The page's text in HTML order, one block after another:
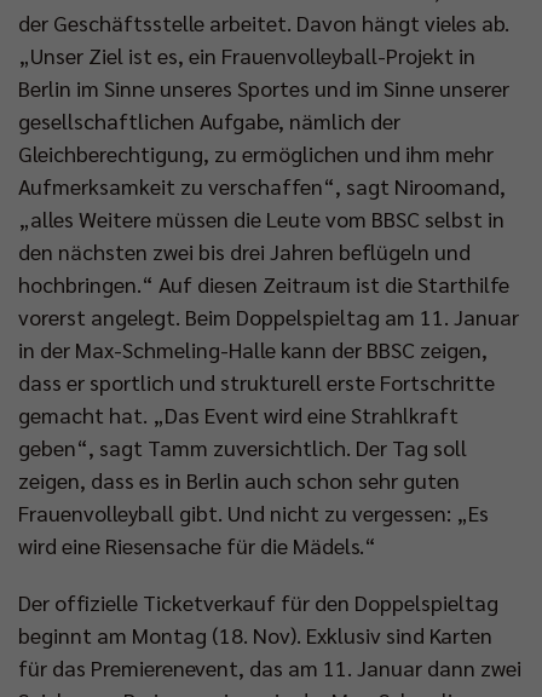
der Geschäftsstelle arbeitet. Davon hängt vieles ab.
„Unser Ziel ist es, ein Frauenvolleyball-Projekt in
Berlin im Sinne unseres Sportes und im Sinne unserer
gesellschaftlichen Aufgabe, nämlich der
Gleichberechtigung, zu ermöglichen und ihm mehr
Aufmerksamkeit zu verschaffen“, sagt Niroomand,
„alles Weitere müssen die Leute vom BBSC selbst in
den nächsten zwei bis drei Jahren beflügeln und
hochbringen.“ Auf diesen Zeitraum ist die Starthilfe
vorerst angelegt. Beim Doppelspieltag am 11. Januar
in der Max-Schmeling-Halle kann der BBSC zeigen,
dass er sportlich und strukturell erste Fortschritte
gemacht hat. „Das Event wird eine Strahlkraft
geben“, sagt Tamm zuversichtlich. Der Tag soll
zeigen, dass es in Berlin auch schon sehr guten
Frauenvolleyball gibt. Und nicht zu vergessen: „Es
wird eine Riesensache für die Mädels.“
Der offizielle Ticketverkauf für den Doppelspieltag
beginnt am Montag (18. Nov). Exklusiv sind Karten
für das Premierenevent, das am 11. Januar dann zwei